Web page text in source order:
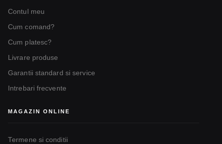
Contul meu
Cum comand?
Cum platesc?
Livrare produse
Garantii standard si service
Intrebari frecvente
MAGAZIN ONLINE
Termene si conditii